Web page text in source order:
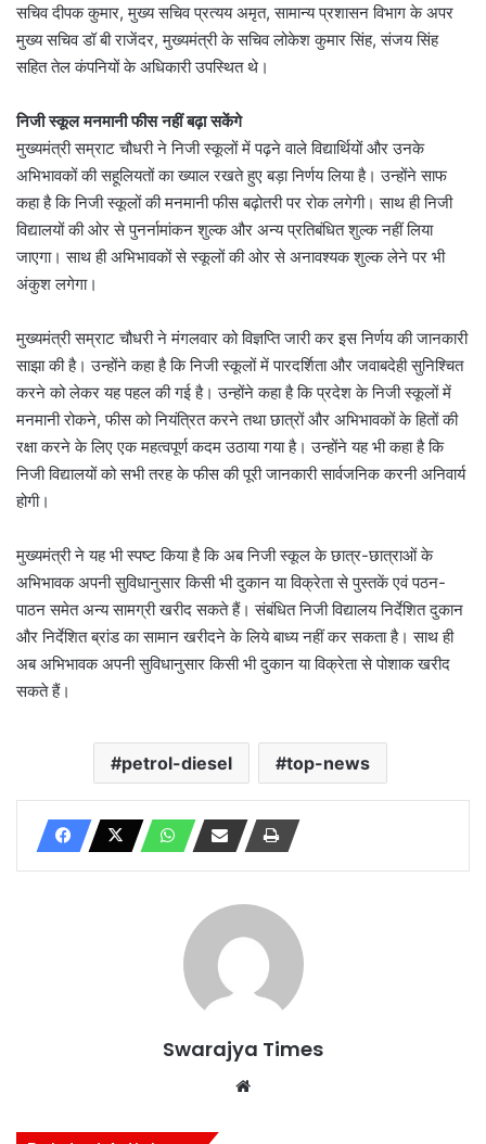
सचिव दीपक कुमार, मुख्य सचिव प्रत्यय अमृत, सामान्य प्रशासन विभाग के अपर
मुख्य सचिव डॉ बी राजेंदर, मुख्यमंत्री के सचिव लोकेश कुमार सिंह, संजय सिंह
सहित तेल कंपनियों के अधिकारी उपस्थित थे।
निजी स्कूल मनमानी फीस नहीं बढ़ा सकेंगे
मुख्यमंत्री सम्राट चौधरी ने निजी स्कूलों में पढ़ने वाले विद्यार्थियों और उनके
अभिभावकों की सहूलियतों का ख्याल रखते हुए बड़ा निर्णय लिया है। उन्होंने साफ
कहा है कि निजी स्कूलों की मनमानी फीस बढ़ोतरी पर रोक लगेगी। साथ ही निजी
विद्यालयों की ओर से पुनर्नामांकन शुल्क और अन्य प्रतिबंधित शुल्क नहीं लिया
जाएगा। साथ ही अभिभावकों से स्कूलों की ओर से अनावश्यक शुल्क लेने पर भी
अंकुश लगेगा।
मुख्यमंत्री सम्राट चौधरी ने मंगलवार को विज्ञप्ति जारी कर इस निर्णय की जानकारी
साझा की है। उन्होंने कहा है कि निजी स्कूलों में पारदर्शिता और जवाबदेही सुनिश्चित
करने को लेकर यह पहल की गई है। उन्होंने कहा है कि प्रदेश के निजी स्कूलों में
मनमानी रोकने, फीस को नियंत्रित करने तथा छात्रों और अभिभावकों के हितों की
रक्षा करने के लिए एक महत्वपूर्ण कदम उठाया गया है। उन्होंने यह भी कहा है कि
निजी विद्यालयों को सभी तरह के फीस की पूरी जानकारी सार्वजनिक करनी अनिवार्य
होगी।
मुख्यमंत्री ने यह भी स्पष्ट किया है कि अब निजी स्कूल के छात्र-छात्राओं के
अभिभावक अपनी सुविधानुसार किसी भी दुकान या विक्रेता से पुस्तकें एवं पठन-
पाठन समेत अन्य सामग्री खरीद सकते हैं। संबंधित निजी विद्यालय निर्देशित दुकान
और निर्देशित ब्रांड का सामान खरीदने के लिये बाध्य नहीं कर सकता है। साथ ही
अब अभिभावक अपनी सुविधानुसार किसी भी दुकान या विक्रेता से पोशाक खरीद
सकते हैं।
petrol-diesel top-news
Swarajya Times